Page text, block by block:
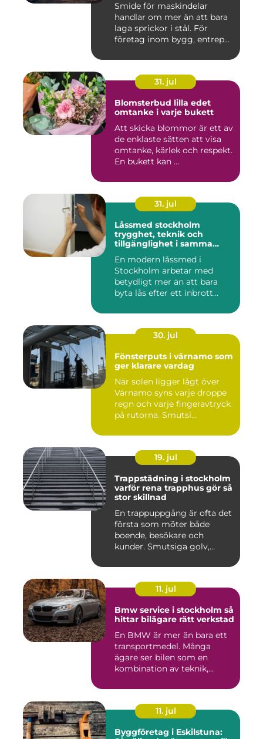
Smide för maskindelar
handlar om mer än att bara
laga sprickor i stål. För
företag inom bygg, entrep...
31. jul
Blomsterbud lilla edet
omtanke i varje bukett
Att skicka blommor är ett av
de enklaste sätten att visa
omtanke, kärlek och respekt.
En bukett kan ...
31. jul
Låssmed stockholm
trygghet, teknik och
tillgänglighet i samma
En modern låssmed i
Stockholm arbetar med
betydligt mer än att bara
byta lås efter ett inbrott
30. jul
Fönsterputs i värnamo som
ger klarare vardag
När solen ligger lågt över
Värnamo syns varje droppe
regn och varje fingeravtryck
på rutorna. Smutsi...
19. jul
Trappstädning i stockholm
varför rena trapphus gör så
stor skillnad
En trappuppgång är ofta det
första som möter både
boende, besökare och
kunder. Smutsiga golv,
11. jul
Bmw service i stockholm så
hittar bilägare rätt verkstad
En BMW är mer än bara ett
transportmedel. Många
ägare ser bilen som en
kombination av teknik,
11. jul
Byggföretag i Eskilstuna: